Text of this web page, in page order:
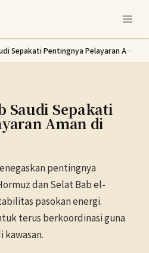
Jepang dan Arab Saudi Sepakati Pentingnya Pelayaran Aman di Selat Strategis
Saudi Sepakati
Aman di
pentingnya
dan Selat Bab el-
pasokan energi.
terus berkoordinasi guna
kawasan.